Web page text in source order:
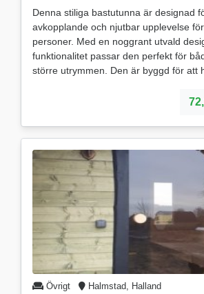
Denna stiliga bastutunna är designad
avkopplande och njutbar upplevelse
personer. Med en noggrant utvald
funktionalitet passar den perfekt för
större utrymmen. Den är byggd för att
Övrigt Halmstad, Halland